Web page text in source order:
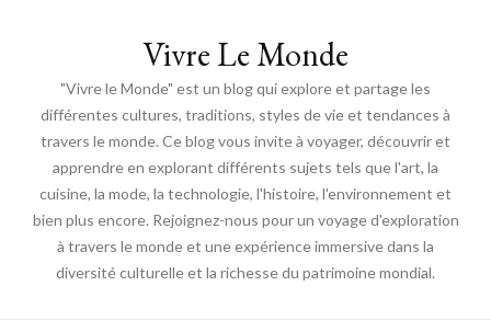
Vivre Le Monde
"Vivre le Monde" est un blog qui explore et partage les
différentes cultures, traditions, styles de vie et tendances à
travers le monde. Ce blog vous invite à voyager, découvrir et
apprendre en explorant différents sujets tels que l'art, la
cuisine, la mode, la technologie, l'histoire, l'environnement et
bien plus encore. Rejoignez-nous pour un voyage d'exploration
à travers le monde et une expérience immersive dans la
diversité culturelle et la richesse du patrimoine mondial.